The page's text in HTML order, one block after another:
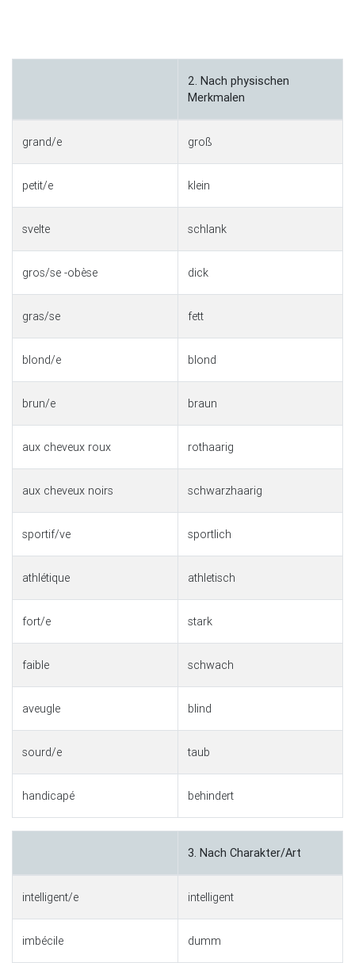
2. Nach physischen
Merkmalen
grand/e groß
petit/e klein
svelte schlank
gros/se -obèse dick
gras/se fett
blond/e blond
brun/e braun
aux cheveux roux rothaarig
aux cheveux noirs schwarzhaarig
sportif/ve sportlich
athlétique athletisch
fort/e stark
faible schwach
aveugle blind
sourd/e taub
handicapé behindert
3. Nach Charakter/Art
intelligent/e intelligent
imbécile dumm